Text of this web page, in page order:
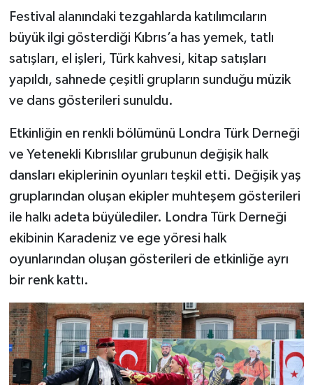
Festival alanındaki tezgahlarda katılımcıların
büyük ilgi gösterdiği Kıbrıs’a has yemek, tatlı
satışları, el işleri, Türk kahvesi, kitap satışları
yapıldı, sahnede çeşitli grupların sunduğu müzik
ve dans gösterileri sunuldu.
Etkinliğin en renkli bölümünü Londra Türk Derneği
ve Yetenekli Kıbrıslılar grubunun değişik halk
dansları ekiplerinin oyunları teşkil etti. Değişik yaş
gruplarından oluşan ekipler muhteşem gösterileri
ile halkı adeta büyülediler. Londra Türk Derneği
ekibinin Karadeniz ve ege yöresi halk
oyunlarından oluşan gösterileri de etkinliğe ayrı
bir renk kattı.